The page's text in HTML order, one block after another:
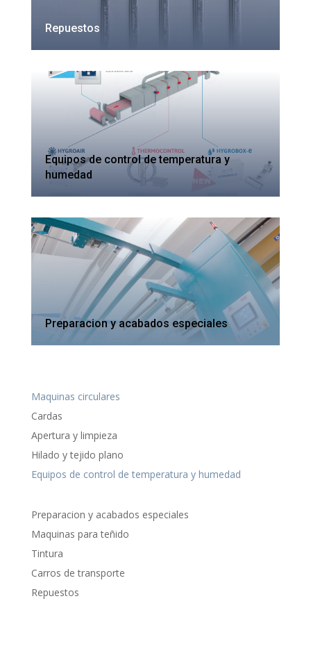
Repuestos
Equipos de control de temperatura y
humedad
Preparacion y acabados especiales
Maquinas circulares
Cardas
Apertura y limpieza
Hilado y tejido plano
Equipos de control de temperatura y humedad
Preparacion y acabados especiales
Maquinas para teñido
Tintura
Carros de transporte
Repuestos